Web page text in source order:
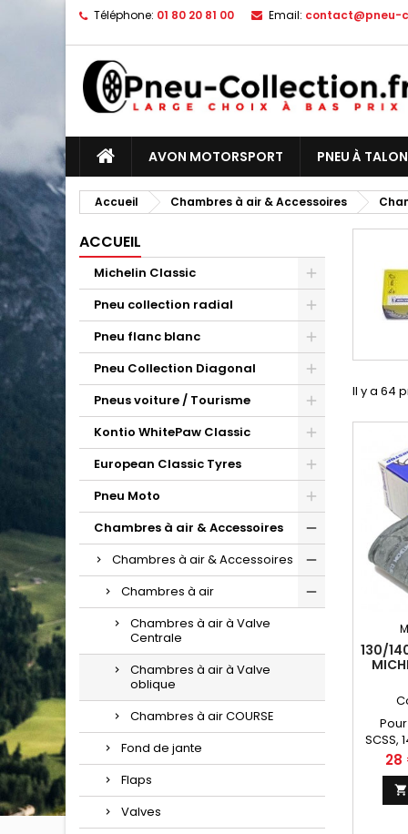
Téléphone: 01 80 20 81 00 Email: contact@pneu-
AVON MOTORSPORT PNEU À TALON
Accueil Chambres à air & Accessoires
ACCUEIL
Michelin Classic
Pneu collection radial
Pneu flanc blanc
Pneu Collection Diagonal
Pneus voiture / Tourisme
Kontio WhitePaw Classic
European Classic Tyres
Pneu Moto
Chambres à air & Accessoires
Chambres à air & Accessoires
Chambres à air
Chambres à air à Valve
Centrale
Chambres à air à Valve
oblique
Chambres à air COURSE
Fond de jante
Flaps
Valves
Il y a 64
130/
SCSS,
Prix
28
